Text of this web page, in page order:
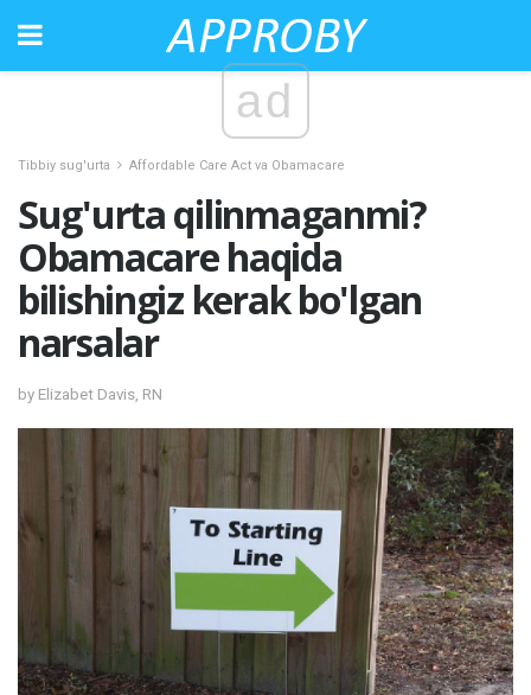
ad
Tibbiy sug'urta Affordable Care Act va Obamacare
Sug'urta qilinmaganmi?
Obamacare haqida
bilishingiz kerak bo'lgan
narsalar
by Elizabet Davis, RN